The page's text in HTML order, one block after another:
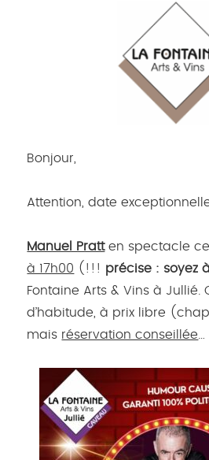
Bonjour,
Attention, date
Manuel Pratten spectacle
à 17h00 (!!! précise : soyez
Fontaine Arts & Vins à Jullié.
d’habitude, à prix libre
mais réservation conseillée